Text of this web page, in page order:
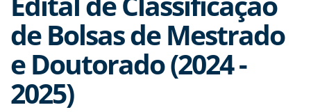
de Bolsas de Mestrado
e Doutorado (2024 -
2025)